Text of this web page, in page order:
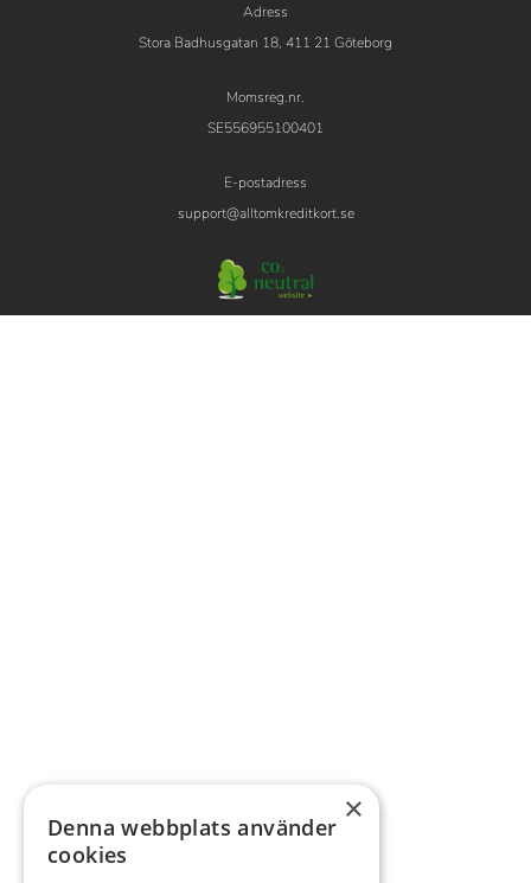
Adress
Stora Badhusgatan 18, 411 21 Göteborg
Momsreg.nr.
SE556955100401
E-postadress
support@alltomkreditkort.se
×
Denna webbplats använder
cookies